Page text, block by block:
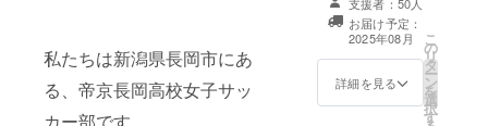
私たちは新潟県長岡市にあ
る、帝京長岡高校女子サッ
般支援者の方
は、備考欄に
「一般支援者」
い。
セージをお送り
します。 このリ
ターンは3,000円
のリターンと同
じ内容になりま
お届け予定：
2025年08月
詳細を見る
こ
の
リ
タ
ー
ン
を
選
択
す